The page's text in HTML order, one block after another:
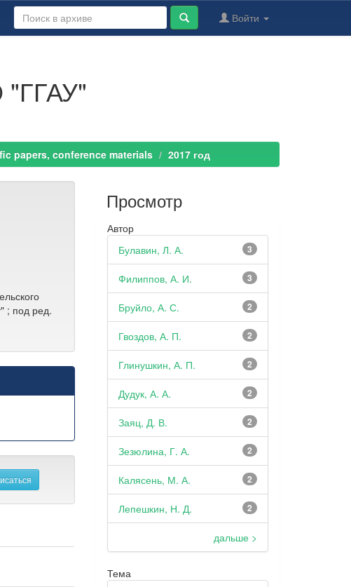
Войти
"ГГАУ"
papers, conference materials 2017 год
; под ред.
Просмотр
Автор
3
Булавин, Л. А.
3
Филиппов, А. И.
2
Бруйло, А. С.
2
Гвоздов, А. П.
2
Глинушкин, А. П.
2
Дудук, А. А.
2
Заяц, Д. В.
2
Зезюлина, Г. А.
2
Калясень, М. А.
2
Лепешкин, Н. Д.
дальше >
Тема